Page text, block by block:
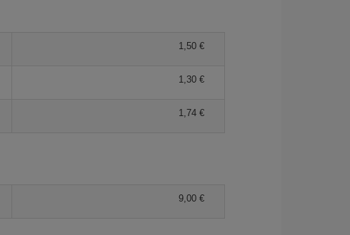
1,50 €
1,30 €
1,74 €
9,00 €